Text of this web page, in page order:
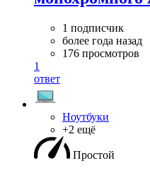
1 подписчик
более года назад
176 просмотров
1
ответ
Ноутбуки
+2 ещё
Простой